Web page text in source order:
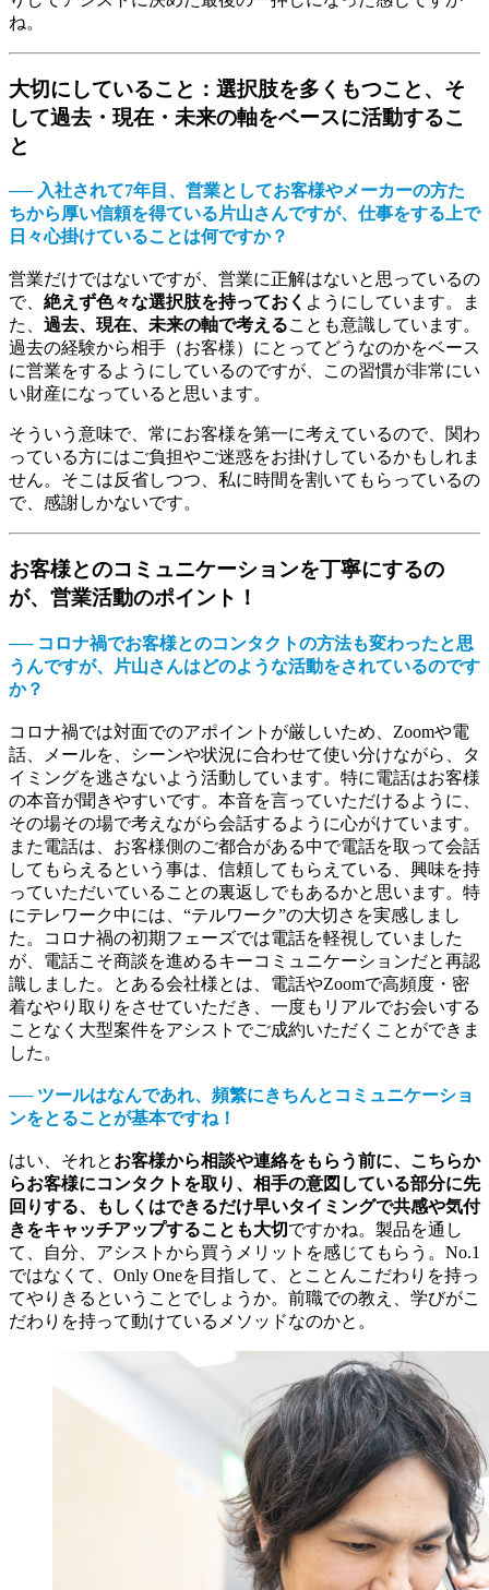
ね。
大切にしていること：選択肢を多くもつこと、そ
して過去・現在・未来の軸をベースに活動するこ
と
── 入社されて7年目、営業としてお客様やメーカーの方た
ちから厚い信頼を得ている片山さんですが、仕事をする上で
日々心掛けていることは何ですか？
営業だけではないですが、営業に正解はないと思っているの
で、 絶えず色々な選択肢を持っておく ようにしています。ま
た、 過去、現在、未来の軸で考えることも意識しています。
過去の経験から相手（お客様）にとってどうなのかをベース
に営業をするようにしているのですが、この習慣が非常にい
い財産になっていると思います。
そういう意味で、常にお客様を第一に考えているので、関わ
っている方にはご負担やご迷惑をお掛けしているかもしれま
せん。そこは反省しつつ、私に時間を割いてもらっているの
で、感謝しかないです。
お客様とのコミュニケーションを丁寧にするの
が、営業活動のポイント！
── コロナ禍でお客様とのコンタクトの方法も変わったと思
うんですが、片山さんはどのような活動をされているのです
か？
コロナ禍では対面でのアポイントが厳しいため、Zoomや電
話、メールを、シーンや状況に合わせて使い分けながら、タ
イミングを逃さないよう活動しています。特に電話はお客様
の本音が聞きやすいです。本音を言っていただけるように、
その場その場で考えながら会話するように心がけています。
また電話は、お客様側のご都合がある中で電話を取って会話
してもらえるという事は、信頼してもらえている、興味を持
っていただいていることの裏返しでもあるかと思います。特
にテレワーク中には、“テルワーク”の大切さを実感しまし
た。コロナ禍の初期フェーズでは電話を軽視していました
が、電話こそ商談を進めるキーコミュニケーションだと再認
識しました。とある会社様とは、電話やZoomで高頻度・密
着なやり取りをさせていただき、一度もリアルでお会いする
ことなく大型案件をアシストでご成約いただくことができま
した。
── ツールはなんであれ、頻繁にきちんとコミュニケーショ
ンをとることが基本ですね！
はい、それと お客様から相談や連絡をもらう前に、こちらか
らお客様にコンタクトを取り、相手の意図している部分に先
回りする、もしくはできるだけ早いタイミングで共感や気付
きをキャッチアップすることも大切ですかね。製品を通し
て、自分、アシストから買うメリットを感じてもらう。No.1
ではなくて、Only Oneを目指して、とことんこだわりを持っ
てやりきるということでしょうか。前職での教え、学びがこ
だわりを持って動けているメソッドなのかと。